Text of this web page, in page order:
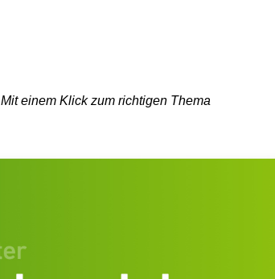
Mit einem Klick zum richtigen Thema